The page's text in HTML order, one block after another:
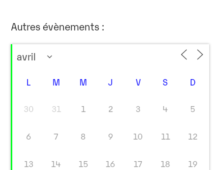
Autres évènements :
L M M J V S D
30 31 1 2 3 4 5
6 7 8 9 10 11 12
13 14 15 16 17 18 19